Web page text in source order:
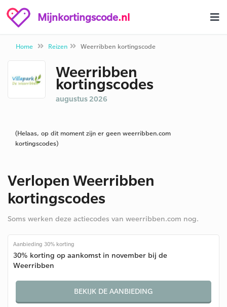
Mijnkortingscode.nl
Home Reizen Weerribben kortingscode
Weerribben
kortingscodes
augustus 2026
(Helaas, op dit moment zijn er geen weerribben.com
kortingscodes)
Verlopen Weerribben
kortingscodes
Soms werken deze actiecodes van weerribben.com nog.
Aanbieding 30% korting
30% korting op aankomst in november bij de
Weerribben
BEKIJK DE AANBIEDING